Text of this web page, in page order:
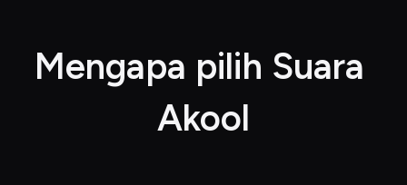
Mengapa pilih Suara
Akool